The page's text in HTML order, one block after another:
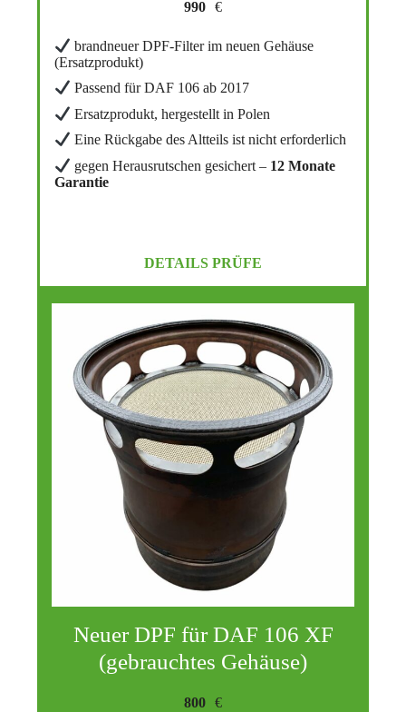
990 €
brandneuer DPF-Filter im neuen Gehäuse
(Ersatzprodukt)
Passend für DAF 106 ab 2017
Ersatzprodukt, hergestellt in Polen
Eine Rückgabe des Altteils ist nicht erforderlich
gegen Herausrutschen gesichert – 12 Monate
Garantie
DETAILS PRÜFE
Neuer DPF für DAF 106 XF
(gebrauchtes Gehäuse)
800 €